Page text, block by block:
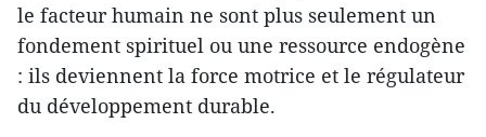
le facteur humain ne sont plus seulement un
fondement spirituel ou une ressource endogène
: ils deviennent la force motrice et le régulateur
du développement durable.